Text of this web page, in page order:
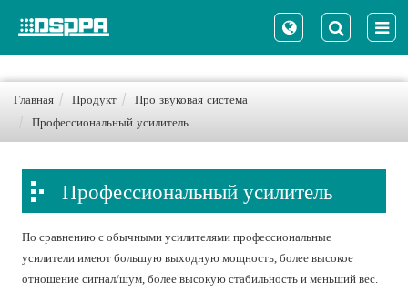
Главная Продукт
Про звуковая система
Профессиональный усилитель
Профессиональный усилитель
По сравнению с обычными усилителями профессиональные
усилители имеют большую выходную мощность, более высокое
отношение сигнал/шум, более высокую стабильность и меньший вес.